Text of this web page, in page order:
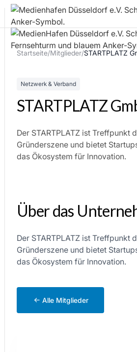
Startseite/Mitglieder/STARTPLATZ
Netzwerk & Verband
STARTPLATZ
Der STARTPLATZ ist Treffpunkt
Gründerszene und bietet
das Ökosystem für Innovation.
Über das
Der STARTPLATZ ist Treffpunkt
Gründerszene und bietet
das Ökosystem für Innovation.
Alle Mitglieder